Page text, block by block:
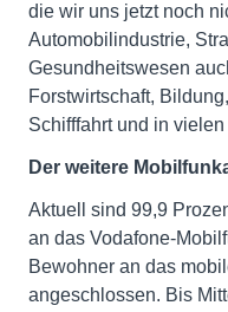
die wir uns jetzt noch
Automobilindustrie,
Gesundheitswesen
Forstwirtschaft,
Schifffahrt und in
Der weitere
Aktuell sind 99,9
an das Vodafone-
Bewohner an das
angeschlossen. Bis